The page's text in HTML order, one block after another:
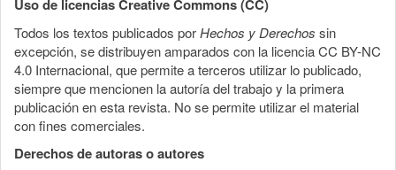
Uso de licencias Creative Commons (CC)
Todos los textos publicados porHechos y Derechos sin
excepción, se distribuyen amparados con la licencia CC BY-NC
4.0 Internacional, que permite a terceros utilizar lo publicado,
siempre que mencionen la autoría del trabajo y la primera
publicación en esta revista. No se permite utilizar el material
con fines comerciales.
Derechos de autoras o autores